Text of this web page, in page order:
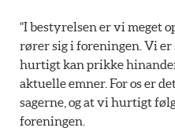
“I bestyrelsen er vi meget
rører sig i foreningen. Vi
hurtigt kan prikke
aktuelle emner. For os er
sagerne, og at vi hurtigt
foreningen.